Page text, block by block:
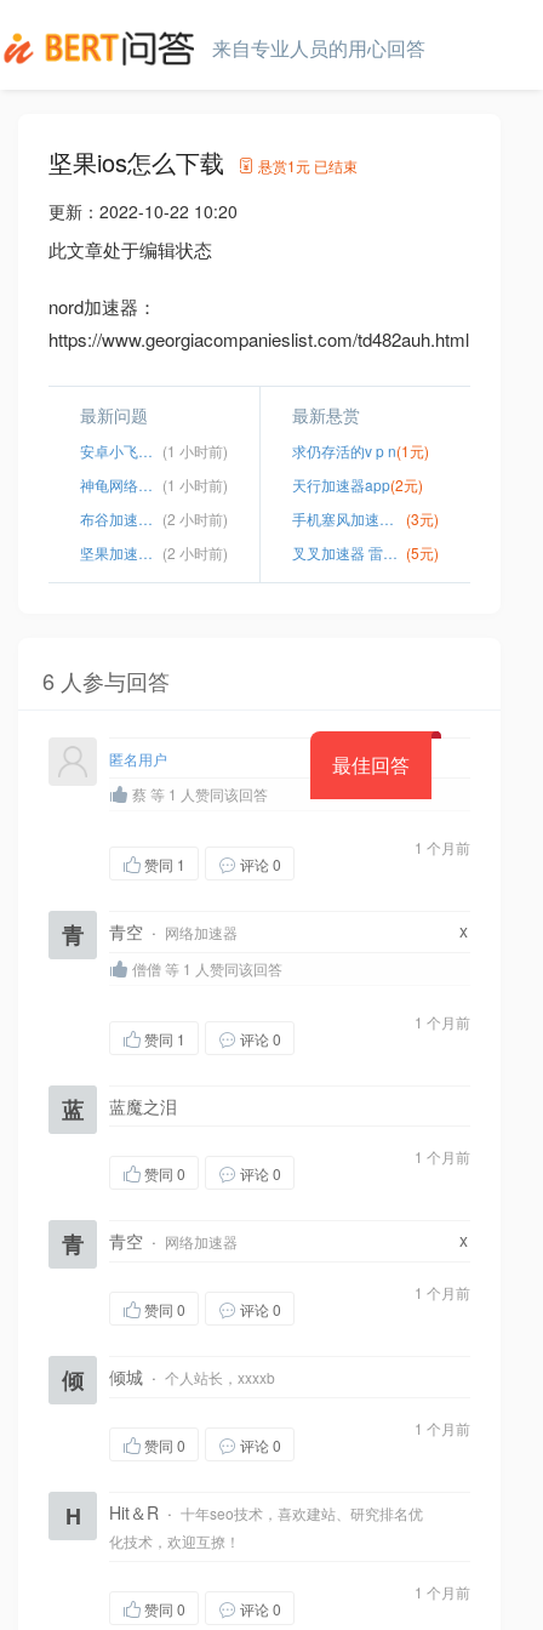
来自专业人员的用心回答
坚果ios怎么下载 悬赏1元 已结束
更新： 2022-10-22 10:20
此文章处于编辑状态
nord加速器：
https://www.georgiacompanieslist.com/td482auh.html
最新问题
安卓小飞机ssr (1 小时前)
神龟网络加速器 (1 小时前)
布谷加速器怎么登录不了了 (2 小时前)
坚果加速器ios下载 (2 小时前)
最新悬赏
求仍存活的v p n(1元)
天行加速器app(2元)
手机塞风加速器安卓官网
(3元)
叉叉加速器 雷霆战机 (5元)
6 人参与回答
最佳回答
匿名用户
蔡 等 1 人赞同该回答
1 个月前
赞同 1 评论 0
青 青空 · 网络加速器 x
僧僧 等 1 人赞同该回答
1 个月前
赞同 1 评论 0
蓝 蓝魔之泪
1 个月前
赞同 0 评论 0
青 青空 · 网络加速器 x
1 个月前
赞同 0 评论 0
倾 倾城 · 个人站长，xxxxb
1 个月前
赞同 0 评论 0
H Hit＆R · 十年seo技术，喜欢建站、研究排名优
化技术，欢迎互撩！
1 个月前
赞同 0 评论 0